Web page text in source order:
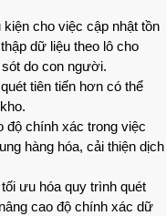
kiện cho việc cập nhật tồn
dữ liệu theo lô cho
do con người.
tiên tiến hơn có thể
độ chính xác trong việc
hàng hóa, cải thiện dịch
ưu hóa quy trình quét
cao độ chính xác dữ